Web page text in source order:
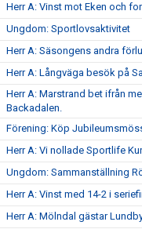
Herr A: Vinst mot Eken och
Ungdom: Sportlovsaktivitet
Herr A: Säsongens andra
Herr A: Långväga besök på
Herr A: Marstrand bet ifrån
Backadalen.
Förening: Köp
Herr A: Vi nollade Sportlife
Ungdom: Sammanställning
Herr A: Vinst med 14-2 i
Herr A: Mölndal gästar